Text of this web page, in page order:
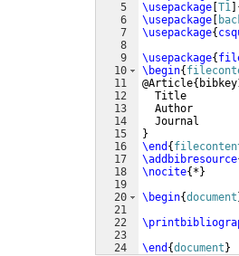
5
6
7
8
9
10
11
12
13
14
15
16
17
18
19
20
21
22
23
24
\usepackage T1
\usepackage
\usepackage{
\usepackage{
\begin{
@Article{
Title
Author
Journal
}
\end {
\addbibresource
\nocite{ * }
\begin{document
\end {document }